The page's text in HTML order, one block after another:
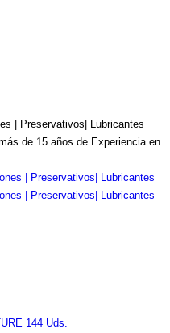
| Preservativos| Lubricantes
de 15 años de Experiencia en
144 Uds.